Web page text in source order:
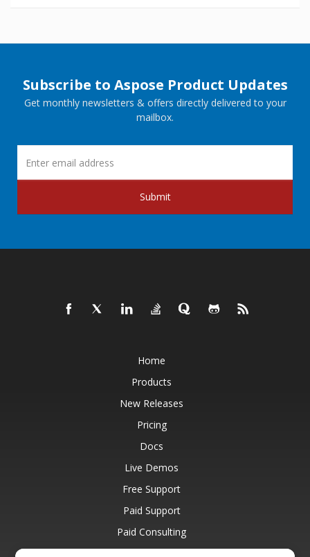
Subscribe to Aspose Product Updates
Get monthly newsletters & offers directly delivered to your
mailbox.
Submit
Home
Products
New Releases
Pricing
Docs
Live Demos
Free Support
Paid Support
Paid Consulting
Blog